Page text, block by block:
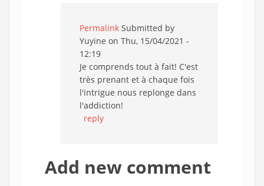
Permalink Submitted by
Yuyine on Thu, 15/04/2021 -
12:19
Je comprends tout à fait! C'est
très prenant et à chaque fois
l'intrigue nous replonge dans
l'addiction!
reply
Add new comment